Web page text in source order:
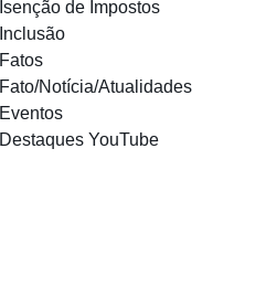
Isenção de Impostos
Inclusão
Fatos
Fato/Notícia/Atualidades
Eventos
Destaques YouTube